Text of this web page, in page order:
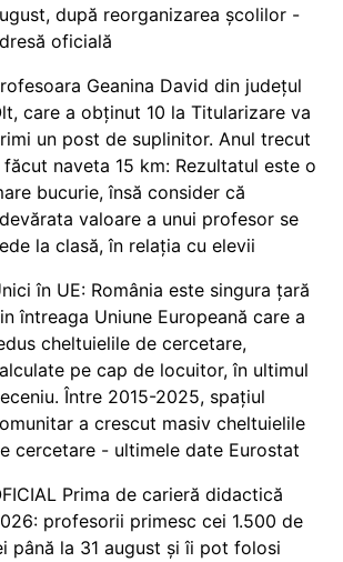
după reorganizarea școlilor -
oficială
Geanina David din județul
care a obținut 10 la Titularizare va
un post de suplinitor. Anul trecut
făcut naveta 15 km: Rezultatul este o
bucurie, însă consider că
valoare a unui profesor se
la clasă, în relația cu elevii
în UE: România este singura țară
întreaga Uniune Europeană care a
cheltuielile de cercetare,
pe cap de locuitor, în ultimul
Între 2015-2025, spațiul
a crescut masiv cheltuielile
cercetare - ultimele date Eurostat
Prima de carieră didactică
profesorii primesc cei 1.500 de
până la 31 august și îi pot folosi